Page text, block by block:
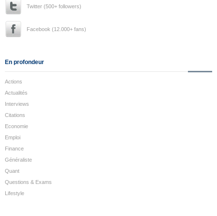
Twitter (500+ followers)
Facebook (12.000+ fans)
En profondeur
Actions
Actualités
Interviews
Citations
Economie
Emploi
Finance
Généraliste
Quant
Questions & Exams
Lifestyle